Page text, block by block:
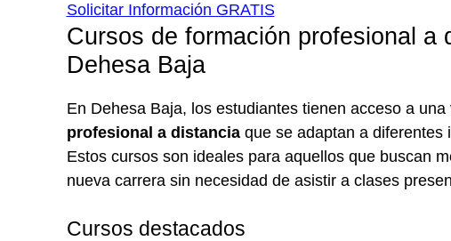
Solicitar Información GRATIS
Cursos de formación profesional a
Dehesa Baja
En Dehesa Baja, los estudiantes tienen acceso a una
profesional a distanciaque se adaptan a diferentes
Estos cursos son ideales para aquellos que buscan
nueva carrera sin necesidad de asistir a clases
Cursos destacados